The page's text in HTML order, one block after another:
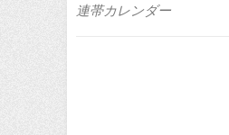
連帯カレンダー